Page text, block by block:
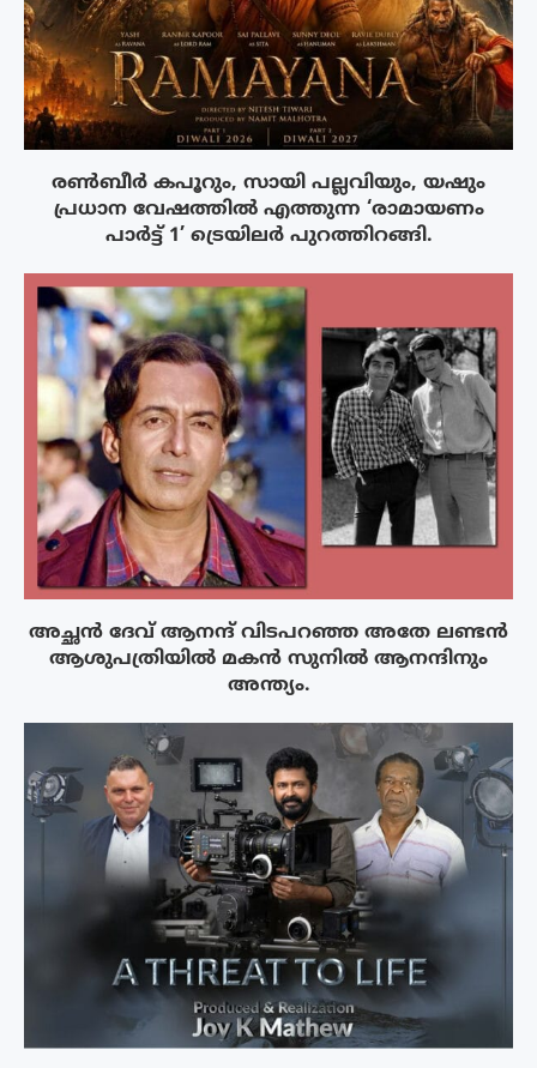
രൺബീർ കപൂറും, സായി പല്ലവിയും, യഷും
പ്രധാന വേഷത്തിൽ എത്തുന്ന ‘രാമായണം
പാർട്ട് 1’ ട്രെയിലർ പുറത്തിറങ്ങി.
അച്ഛൻ ദേവ് ആനന്ദ് വിടപറഞ്ഞ അതേ ലണ്ടൻ
ആശുപത്രിയിൽ മകൻ സുനിൽ ആനന്ദിനും
അന്ത്യം.